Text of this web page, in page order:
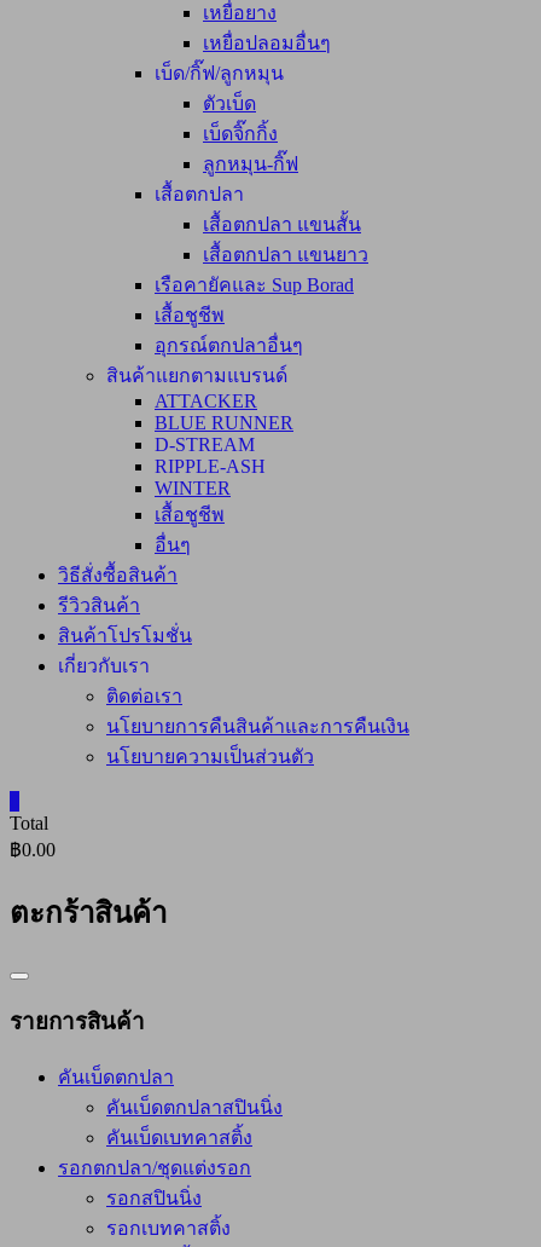
เหยื่อยาง
เหยื่อปลอมอื่นๆ
เบ็ด/กิ๊ฟ/ลูกหมุน
ตัวเบ็ด
เบ็ดจิ๊กกิ้ง
ลูกหมุน-กิ๊ฟ
เสื้อตกปลา
เสื้อตกปลา แขนสั้น
เสื้อตกปลา แขนยาว
เรือคายัคและ Sup Borad
เสื้อชูชีพ
อุกรณ์ตกปลาอื่นๆ
สินค้าแยกตามแบรนด์
ATTACKER
BLUE RUNNER
D-STREAM
RIPPLE-ASH
WINTER
เสื้อชูชีพ
อื่นๆ
วิธีสั่งซื้อสินค้า
รีวิวสินค้า
สินค้าโปรโมชั่น
เกี่ยวกับเรา
ติดต่อเรา
นโยบายการคืนสินค้าและการคืนเงิน
นโยบายความเป็นส่วนตัว
Total
฿0.00
ตะกร้าสินค้า
Catalog
รายการสินค้า
คันเบ็ดตกปลา
คันเบ็ดตกปลาสปินนิ่ง
คันเบ็ดเบทคาสติ้ง
รอกตกปลา/ชุดแต่งรอก
รอกสปินนิ่ง
รอกเบทคาสติ้ง